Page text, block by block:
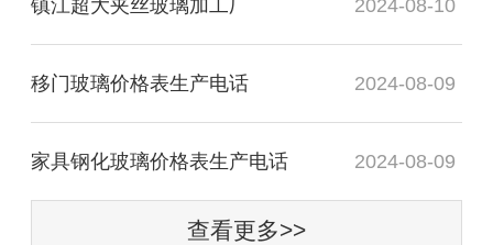
镇江超大夹丝玻璃加工厂 2024-08-10
移门玻璃价格表生产电话 2024-08-09
家具钢化玻璃价格表生产电话 2024-08-09
查看更多>>